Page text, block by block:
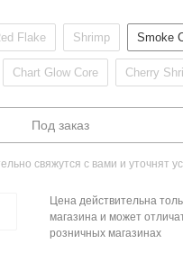
Flake Shrimp Smoke
Chart Glow Core Cherry
Под заказ
свяжутся с вами и уточнят
Цена действительна
магазина и может
розничных магазинах